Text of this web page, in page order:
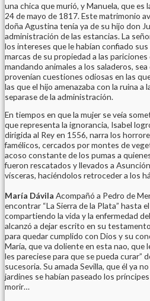
una chica que murió, y Manuela, que es
24 de mayo de 1817. Este matrimonio
doña Agustina tenía ya de su hijo don
administración de las estancias. La
los intereses que le habían confiado
marcas de su propiedad a las pariciones
mandando animales a los saladeros,
provenían cuestiones odiosas en las
las que el hijo amenazaba con la ruina a
separase de la administración.
En tiempos en que la mujer se veía
que representa la ignorancia, Isabel
dirigida al Rey en 1556, narra los
famélicos, cercados por montes de
acoso constante de los pumas a
fueron rescatados y llevados a
vísceras, haciéndolos retroceder a los
María Dávila Acompañó a Pedro de
encontrar “La Sierra de la Plata” hasta
compartiendo la vida y la enfermedad
alcanzó a dejar escrito en su
para quedar cumplido con Dios y su
María, que va doliente en esta nao, que
les pareciese para que se pueda curar”
sucesoria. Su amada Sevilla, que él ya
jardines se habían paseado los
morir…